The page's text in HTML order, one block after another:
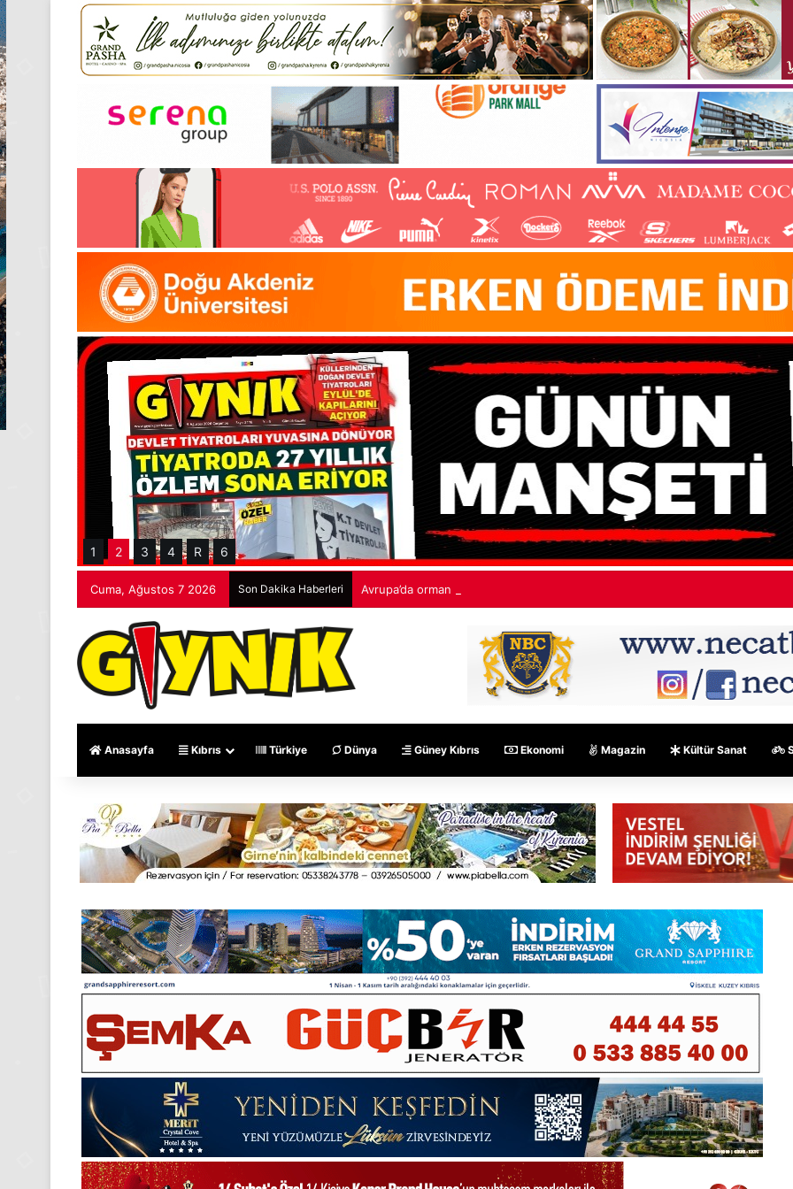
1 2 3 4 R 6
Cuma, Ağustos 7 2026 Son Dakika Haberleri Avrupa’da orman yangınları: “530 bin hektardan fazla alan kaybedildi”
Anasayfa Kıbrıs Türkiye Dünya Güney Kıbrıs Ekonomi Magazin Kültür Sanat